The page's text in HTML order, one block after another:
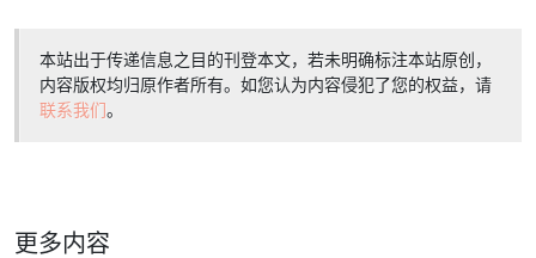
本站出于传递信息之目的刊登本文，若未明确标注本站原创，
内容版权均归原作者所有。如您认为内容侵犯了您的权益，请
联系我们。
更多内容